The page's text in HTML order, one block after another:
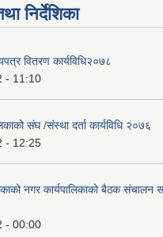
निर्देशिका
वितरण कार्यविधि२०७८
- 11:10
संघ /संस्था दर्ता कार्यविधि २०७६
- 12:25
नगर कार्यपालिकाको बैठक संचालन
- 00:00